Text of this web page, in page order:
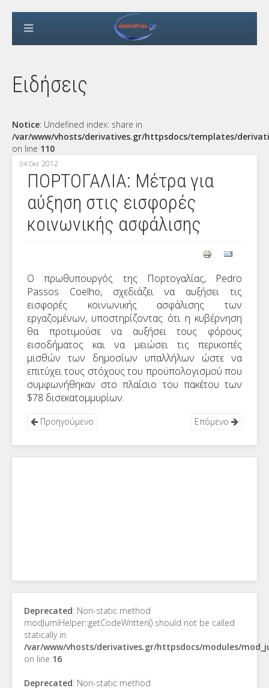
Ειδήσεις
Notice: Undefined index: share in
/var/www/vhosts/derivatives.gr/httpsdocs/templates/
on line 110
04 Οκτ 2012
ΠΟΡΤΟΓΑΛΙΑ: Μέτρα για
αύξηση στις εισφορές
κοινωνικής ασφάλισης
Ο πρωθυπουργός της Πορτογαλίας, Pedro
Passos Coelho, σχεδιάζει να αυξήσει τις
εισφορές κοινωνικής ασφάλισης των
εργαζομένων, υποστηρίζοντας ότι η κυβέρνηση
θα προτιμούσε να αυξήσει τους φόρους
εισοδήματος και να μειώσει τις περικοπές
μισθών των δημοσίων υπαλλήλων ώστε να
επιτύχει τους στόχους του προϋπολογισμού που
συμφωνήθηκαν στο πλαίσιο του πακέτου των
$78 δισεκατομμυρίων.
Προηγούμενο Επόμενο
Deprecated: Non-static method
modJumiHelper::getCodeWritten() should not be called
statically in
/var/www/vhosts/derivatives.gr/httpsdocs/modules/
on line 16
Deprecated: Non-static method